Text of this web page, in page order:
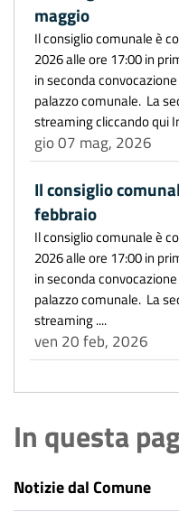
maggio
Il consiglio comunale è
2026 alle ore 17:00 in
in seconda
palazzo comunale. La
streaming cliccando qui
gio 07 mag, 2026
Il consiglio
febbraio
Il consiglio comunale è
2026 alle ore 17:00 in
in seconda
palazzo comunale. La
streaming ....
ven 20 feb, 2026
In questa
Notizie dal Comune